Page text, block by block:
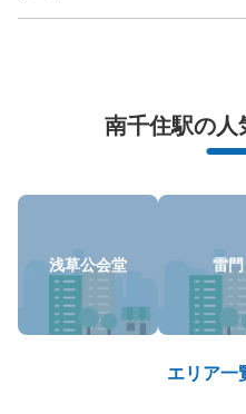
保管できる荷物数
2 / ¥500
支払い方法
現金
このコインロ
荷物の破損、盗難等万が
南千住駅の人
浅草公会堂 雷門
エリア一